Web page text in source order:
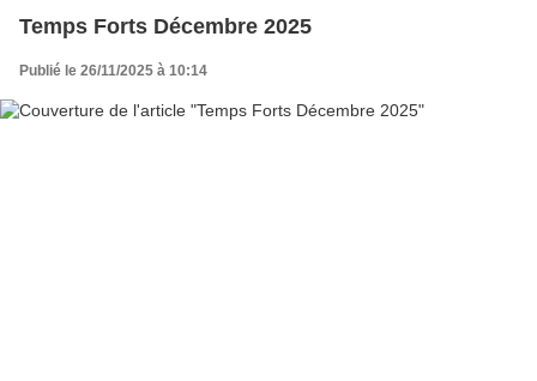
Temps Forts Décembre 2025
Publié le 26/11/2025 à 10:14